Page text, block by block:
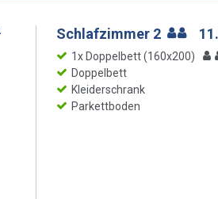
Schlafzimmer 2
1x Doppelbett (160x200)
Doppelbett
Kleiderschrank
Parkettboden